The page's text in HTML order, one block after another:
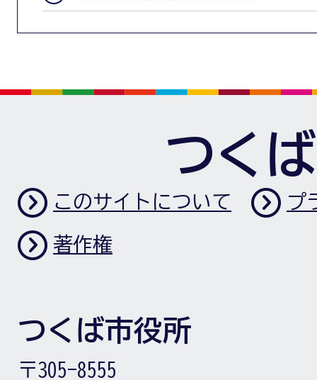
つく
このサイトについて プ
著作権
つくば市役所
〒305-8555